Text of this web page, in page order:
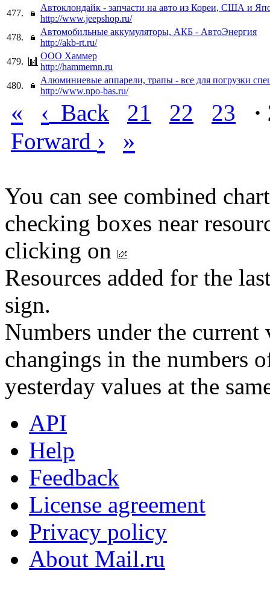
477.
Автоклондайк - запчасти на авто из Кореи, США и
http://www.jeepshop.ru/
478.
Автомобильные аккумуляторы, АКБ - АвтоЭнергия
http://akb-rt.ru/
479.
ООО Хаммер
http://hammernn.ru
480.
Алюминиевые аппарели, трапы - все для погрузки
http://www.npo-bas.ru/
« ‹ Back 21 22 23
Forward › »
You can see combined
checking boxes near
clicking on
Resources added for the
sign.
Numbers under the
changings in the numbers
yesterday values at the
API
Help
Feedback
License agreement
Privacy policy
About Mail.ru